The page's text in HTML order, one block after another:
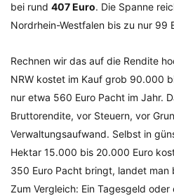
bei rund 407 Euro. Die Spanne
Nordrhein-Westfalen bis zu nur 99
Rechnen wir das auf die Rendite
NRW kostet im Kauf grob 90.000
nur etwa 560 Euro Pacht im Jahr.
Bruttorendite, vor Steuern, vor
Verwaltungsaufwand. Selbst in
Hektar 15.000 bis 20.000 Euro
350 Euro Pacht bringt, landet man
Zum Vergleich: Ein Tagesgeld